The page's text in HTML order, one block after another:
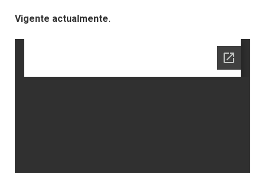
Vigente actualmente.